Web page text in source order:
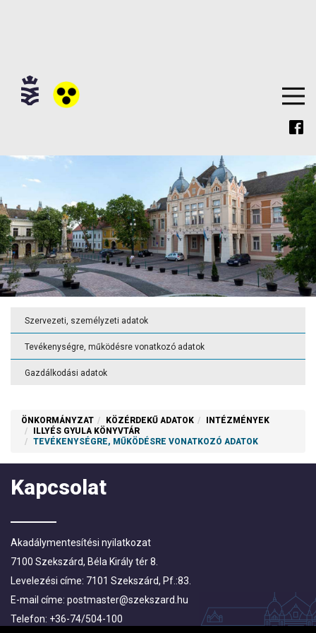
Szervezeti, személyzeti adatok
Tevékenységre, működésre vonatkozó adatok
Gazdálkodási adatok
ÖNKORMÁNYZAT KÖZÉRDEKŰ ADATOK
INTÉZMÉNYEK
ILLYÉS GYULA KÖNYVTÁR
TEVÉKENYSÉGRE, MŰKÖDÉSRE VONATKOZÓ ADATOK
Kapcsolat
Akadálymentesítési nyilatkozat
7100 Szekszárd, Béla Király tér 8.
Levelezési címe: 7101 Szekszárd, Pf.:83.
E-mail címe: postmaster@szekszard.hu
Telefon: +36-74/504-100